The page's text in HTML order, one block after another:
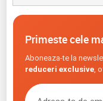
Primeste cele
Aboneaza-te la
reduceri exclusive,